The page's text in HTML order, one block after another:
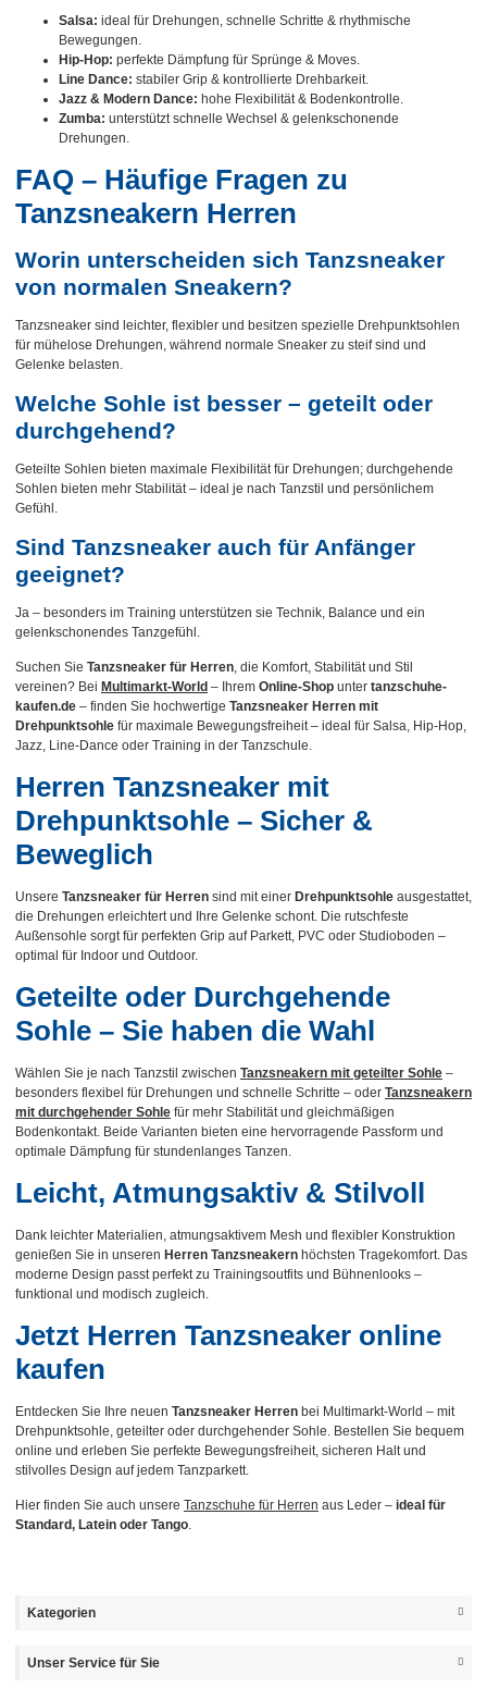
Salsa: ideal für Drehungen, schnelle Schritte & rhythmische
Bewegungen.
Hip-Hop: perfekte Dämpfung für Sprünge & Moves.
Line Dance: stabiler Grip & kontrollierte Drehbarkeit.
Jazz & Modern Dance: hohe Flexibilität & Bodenkontrolle.
Zumba: unterstützt schnelle Wechsel & gelenkschonende
Drehungen.
FAQ – Häufige Fragen zu
Tanzsneakern Herren
Worin unterscheiden sich Tanzsneaker
von normalen Sneakern?
Tanzsneaker sind leichter, flexibler und besitzen spezielle Drehpunktsohlen
für mühelose Drehungen, während normale Sneaker zu steif sind und
Gelenke belasten.
Welche Sohle ist besser – geteilt oder
durchgehend?
Geteilte Sohlen bieten maximale Flexibilität für Drehungen; durchgehende
Sohlen bieten mehr Stabilität – ideal je nach Tanzstil und persönlichem
Gefühl.
Sind Tanzsneaker auch für Anfänger
geeignet?
Ja – besonders im Training unterstützen sie Technik, Balance und ein
gelenkschonendes Tanzgefühl.
Suchen Sie Tanzsneaker für Herren, die Komfort, Stabilität und Stil
vereinen? Bei Multimarkt-World – Ihrem Online-Shop unter tanzschuhe-
kaufen.de – finden Sie hochwertige Tanzsneaker Herren mit
Drehpunktsohle für maximale Bewegungsfreiheit – ideal für Salsa, Hip-Hop,
Jazz, Line-Dance oder Training in der Tanzschule.
Herren Tanzsneaker mit
Drehpunktsohle – Sicher &
Beweglich
Unsere Tanzsneaker für Herren sind mit einer Drehpunktsohle ausgestattet,
die Drehungen erleichtert und Ihre Gelenke schont. Die rutschfeste
Außensohle sorgt für perfekten Grip auf Parkett, PVC oder Studioboden –
optimal für Indoor und Outdoor.
Geteilte oder Durchgehende
Sohle – Sie haben die Wahl
Wählen Sie je nach Tanzstil zwischen Tanzsneakern mit geteilter Sohle –
besonders flexibel für Drehungen und schnelle Schritte – oder Tanzsneakern
mit durchgehender Sohle für mehr Stabilität und gleichmäßigen
Bodenkontakt. Beide Varianten bieten eine hervorragende Passform und
optimale Dämpfung für stundenlanges Tanzen.
Leicht, Atmungsaktiv & Stilvoll
Dank leichter Materialien, atmungsaktivem Mesh und flexibler Konstruktion
genießen Sie in unseren Herren Tanzsneakern höchsten Tragekomfort. Das
moderne Design passt perfekt zu Trainingsoutfits und Bühnenlooks –
funktional und modisch zugleich.
Jetzt Herren Tanzsneaker online
kaufen
Entdecken Sie Ihre neuen Tanzsneaker Herren bei Multimarkt-World – mit
Drehpunktsohle, geteilter oder durchgehender Sohle. Bestellen Sie bequem
online und erleben Sie perfekte Bewegungsfreiheit, sicheren Halt und
stilvolles Design auf jedem Tanzparkett.
Hier finden Sie auch unsere Tanzschuhe für Herren aus Leder – ideal für
Standard, Latein oder Tango.
Kategorien
Unser Service für Sie